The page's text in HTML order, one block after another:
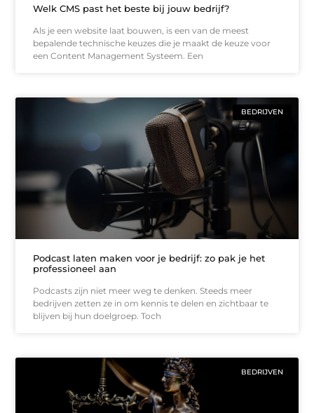
Welk CMS past het beste bij jouw bedrijf?
Als je een website laat bouwen, is een van de meest
bepalende technische keuzes die je maakt de keuze voor
een Content Management Systeem. Een
BEDRIJVEN
Podcast laten maken voor je bedrijf: zo pak je het
professioneel aan
Podcasts zijn niet meer weg te denken. Steeds meer
bedrijven zetten ze in om kennis te delen en zichtbaar te
blijven bij hun doelgroep. Toch
BEDRIJVEN